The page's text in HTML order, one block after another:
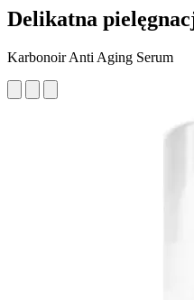
Delikatna
Karbonoir Anti Aging Serum